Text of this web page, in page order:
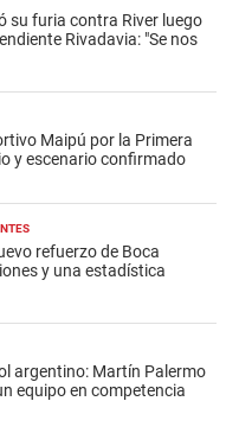
su furia contra River luego
Rivadavia: "Se nos
Maipú por la Primera
y escenario confirmado
refuerzo de Boca
y una estadística
argentino: Martín Palermo
equipo en competencia